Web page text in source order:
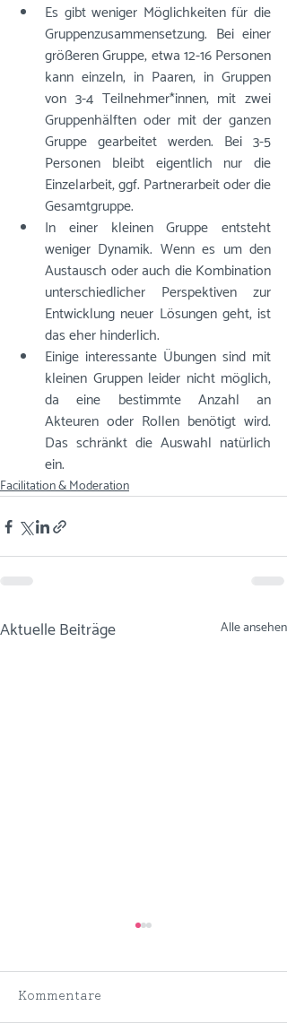
Es gibt weniger Möglichkeiten für die
Gruppenzusammensetzung. Bei einer
größeren Gruppe, etwa 12-16 Personen
kann einzeln, in Paaren, in Gruppen
von 3-4 Teilnehmer*innen, mit zwei
Gruppenhälften oder mit der ganzen
Gruppe gearbeitet werden. Bei 3-5
Personen bleibt eigentlich nur die
Einzelarbeit, ggf. Partnerarbeit oder die
Gesamtgruppe.
In einer kleinen Gruppe entsteht
weniger Dynamik. Wenn es um den
Austausch oder auch die Kombination
unterschiedlicher Perspektiven zur
Entwicklung neuer Lösungen geht, ist
das eher hinderlich.
Einige interessante Übungen sind mit
kleinen Gruppen leider nicht möglich,
da eine bestimmte Anzahl an
Akteuren oder Rollen benötigt wird.
Das schränkt die Auswahl natürlich
ein.
Facilitation & Moderation
Aktuelle Beiträge Alle ansehen
Kommentare